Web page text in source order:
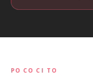
PO CO CI TO